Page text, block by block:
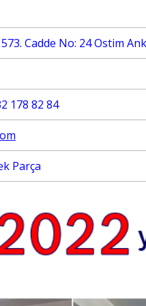
Cadde No: 24 Ostim
178 82 84
Parça